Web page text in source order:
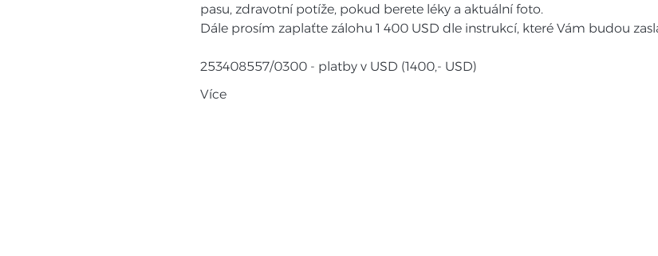
pasu, zdravotní potíže, pokud berete léky a aktuální foto.
Dále prosím zaplaťte zálohu 1 400 USD dle instrukcí, které Vám budou
253408557/0300 - platby v USD (1400,- USD)
Více